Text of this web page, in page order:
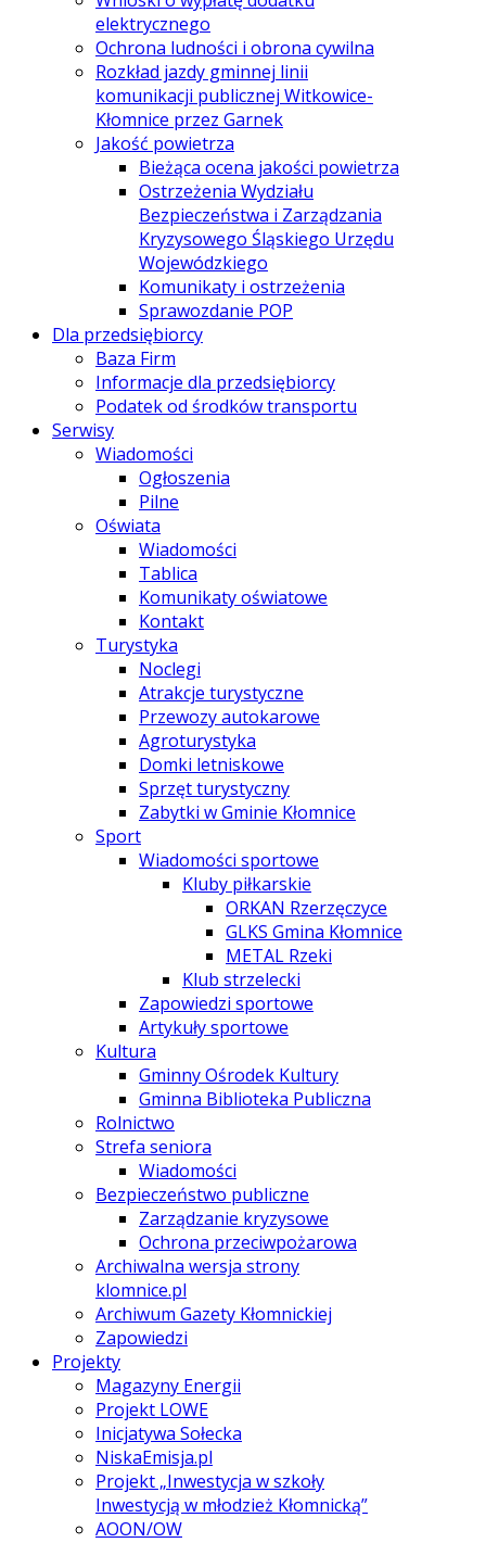
elektrycznego
Ochrona ludności i obrona cywilna
Rozkład jazdy gminnej linii
komunikacji publicznej Witkowice-
Kłomnice przez Garnek
Jakość powietrza
Bieżąca ocena jakości powietrza
Ostrzeżenia Wydziału
Bezpieczeństwa i Zarządzania
Kryzysowego Śląskiego Urzędu
Wojewódzkiego
Komunikaty i ostrzeżenia
Sprawozdanie POP
Dla przedsiębiorcy
Baza Firm
Informacje dla przedsiębiorcy
Podatek od środków transportu
Serwisy
Wiadomości
Ogłoszenia
Pilne
Oświata
Wiadomości
Tablica
Komunikaty oświatowe
Kontakt
Turystyka
Noclegi
Atrakcje turystyczne
Przewozy autokarowe
Agroturystyka
Domki letniskowe
Sprzęt turystyczny
Zabytki w Gminie Kłomnice
Sport
Wiadomości sportowe
Kluby piłkarskie
ORKAN Rzerzęczyce
GLKS Gmina Kłomnice
METAL Rzeki
Klub strzelecki
Zapowiedzi sportowe
Artykuły sportowe
Kultura
Gminny Ośrodek Kultury
Gminna Biblioteka Publiczna
Rolnictwo
Strefa seniora
Wiadomości
Bezpieczeństwo publiczne
Zarządzanie kryzysowe
Ochrona przeciwpożarowa
Archiwalna wersja strony
klomnice.pl
Archiwum Gazety Kłomnickiej
Zapowiedzi
Projekty
Magazyny Energii
Projekt LOWE
Inicjatywa Sołecka
NiskaEmisja.pl
Projekt „Inwestycja w szkoły
Inwestycją w młodzież Kłomnicką”
AOON/OW